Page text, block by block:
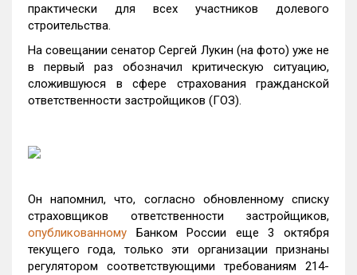
практически для всех участников долевого
строительства.
На совещании сенатор Сергей Лукин (на фото) уже не
в первый раз обозначил критическую ситуацию,
сложившуюся в сфере страхования гражданской
ответственности застройщиков (ГОЗ).
Он напомнил, что, согласно обновленному списку
страховщиков ответственности застройщиков,
опубликованному Банком России еще 3 октября
текущего года, только эти организации признаны
регулятором соответствующими требованиям 214-